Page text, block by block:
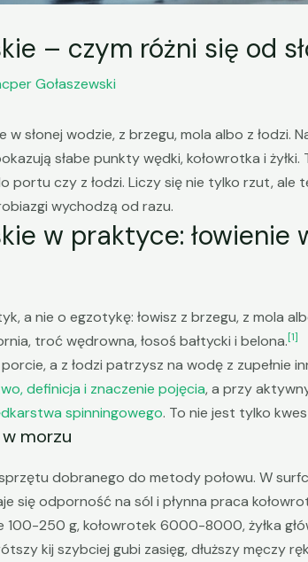
– czym różni się od
Gołaszewski
w słonej wodzie, z brzegu, mola albo z
słabe punkty wędki, kołowrotka i
portu czy z łodzi. Liczy się nie tylko rzut,
wychodzą od razu.
w praktyce: łowienie
a nie o egzotykę: łowisz z brzegu, z mola
troć wędrowna, łosoś bałtycki i belona.[1]
a z łodzi patrzysz na wodę z zupełnie
definicja i znaczenie pojęcia, a przy
spinningowego. To nie jest tylko
morzu
dobranego do metody połowu. W
się odporność na sól i płynna praca
250 g, kołowrotek 6000-8000, żyłka
kij szybciej gubi zasięg, dłuższy męczy